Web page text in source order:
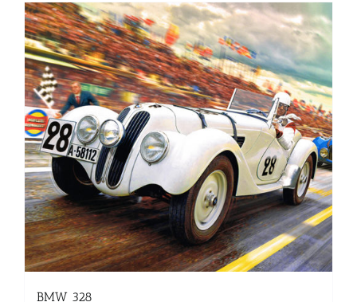
plusieurs
variations.
Les
options
peuvent
être
choisies
sur
la
page
du
produit
BMW 328